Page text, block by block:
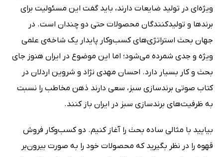
ویژه‌ای در تولید ضایعات دارند، باید گفت این مسئولیت برای
برندها و تولیدکنندگان محصولات حتی دو چندان است. در
جهان بحث استراتژی‌های کسب‌وکار پایدار یک شاخه‌ی علمی
ویژه و جدی شمرده می‌شود؛ اما این موضوع در ایران هنوز جای
بحث و کار بسیار دارد. احسان مهدی نژاد و شروین اردلان در
کتاب صوتی برندسازی سبز، سعی دارند ذهن مخاطب را نسبت
به ظرفیت‌های برندسازی سبز در ایران باز کنند.
بیایید با مثالی ساده بحث را آغاز کنیم. دو کسب‌وکار فروش
قهوه را در نظر بگیرید که محصولات خود را به صورت بیرون‌بر